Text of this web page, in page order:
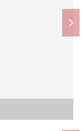
10m)
约310m)
630m)
店(约920m)